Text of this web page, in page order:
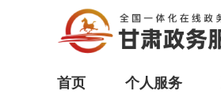
首页 个人服务